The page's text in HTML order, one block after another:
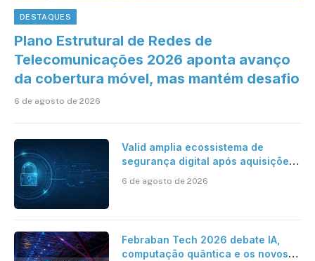
DESTAQUES
Plano Estrutural de Redes de
Telecomunicações 2026 aponta avanço
da cobertura móvel, mas mantém desafio
6 de agosto de 2026
Valid amplia ecossistema de
segurança digital após aquisições
6 de agosto de 2026
Febraban Tech 2026 debate IA,
computação quântica e os novos